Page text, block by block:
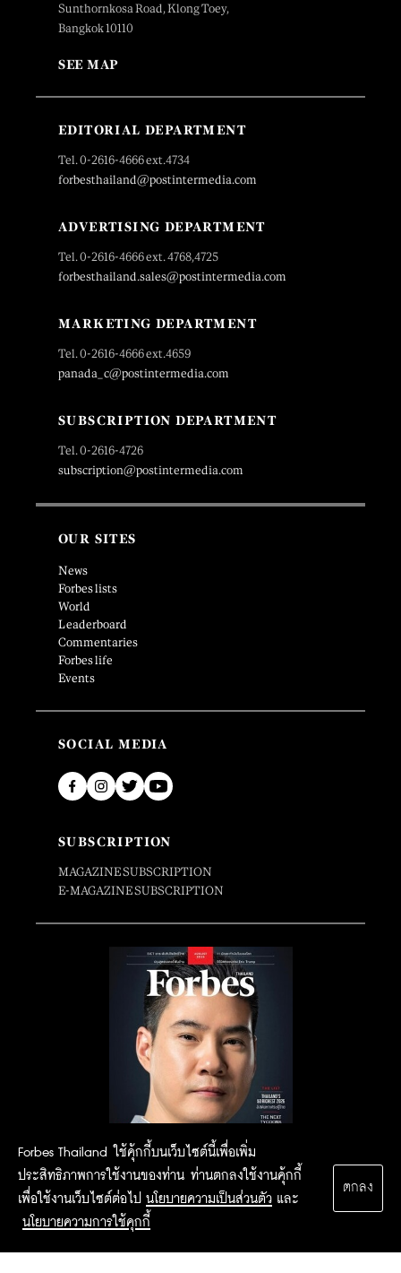
Forbes Thailand ใช้คุ้กกี้บนเว็บไซต์นี้เพื่อเพิ่ม
ประสิทธิภาพการใช้งานของท่าน ท่านตกลงใช้งานคุ้กกี้
เพื่อใช้งานเว็บไซต์ต่อไป นโยบายความเป็นส่วนตัว และ
นโยบายความการใช้คุกกี้
ตกลง
Sunthornkosa Road, Klong Toey,
Bangkok 10110
SEE MAP
EDITORIAL DEPARTMENT
Tel. 0-2616-4666 ext.4734
forbesthailand@postintermedia.com
ADVERTISING DEPARTMENT
Tel. 0-2616-4666 ext. 4768,4725
forbesthailand.sales@postintermedia.com
MARKETING DEPARTMENT
Tel. 0-2616-4666 ext.4659
panada_c@postintermedia.com
SUBSCRIPTION DEPARTMENT
Tel. 0-2616-4726
subscription@postintermedia.com
OUR SITES
News
Forbes lists
World
Leaderboard
Commentaries
Forbes life
Events
SOCIAL MEDIA
SUBSCRIPTION
MAGAZINE SUBSCRIPTION
E-MAGAZINE SUBSCRIPTION
2015 Forbesthailand.com ALL RIGHTS RESERVED